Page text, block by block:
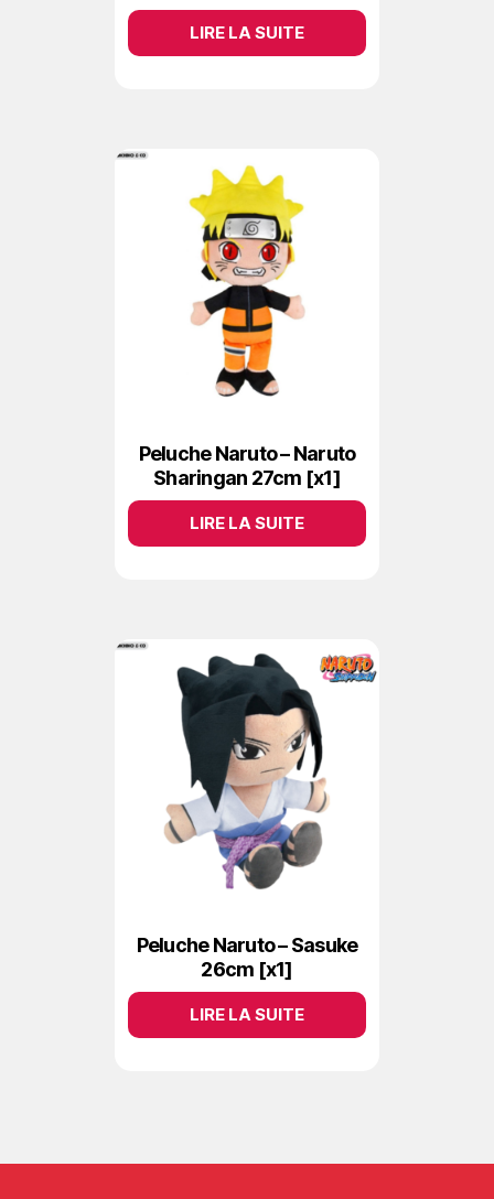
LIRE LA SUITE
Peluche Naruto – Naruto
Sharingan 27cm [x1]
LIRE LA SUITE
Peluche Naruto – Sasuke
26cm [x1]
LIRE LA SUITE